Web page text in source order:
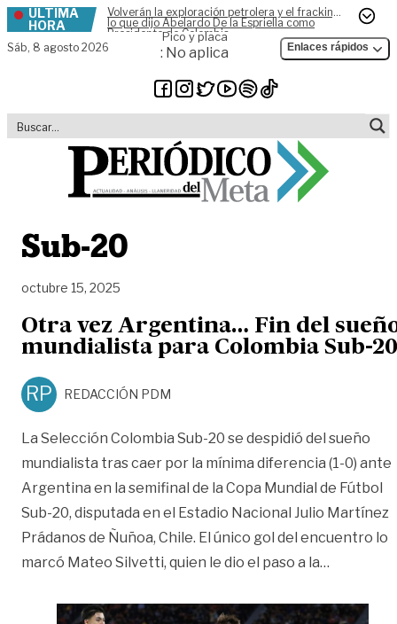
Skip to content
ÚLTIMA
HORA
Volverán la exploración petrolera y el fracking,
lo que dijo Abelardo De la Espriella como
Presidente de Colombia
Sáb, 8 agosto 2026
Pico y placa
: No aplica Enlaces rápidos
Sub-20
octubre 15, 2025
Otra vez Argentina… Fin del
mundialista para Colombia Sub-20
RP REDACCIÓN PDM
La Selección Colombia Sub-20 se despidió del sueño
mundialista tras caer por la mínima diferencia (1-0) ante
Argentina en la semifinal de la Copa Mundial de Fútbol
Sub-20, disputada en el Estadio Nacional Julio Martínez
Prádanos de Ñuñoa, Chile. El único gol del encuentro lo
marcó Mateo Silvetti, quien le dio el paso a la…